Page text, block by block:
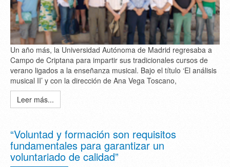
Un año más, la Universidad Autónoma de Madrid regresaba a
Campo de Criptana para impartir sus tradicionales cursos de
verano ligados a la enseñanza musical. Bajo el título ‘El análisis
musical II’ y con la dirección de Ana Vega Toscano,
Leer más...
“Voluntad y formación son requisitos
fundamentales para garantizar un
voluntariado de calidad”